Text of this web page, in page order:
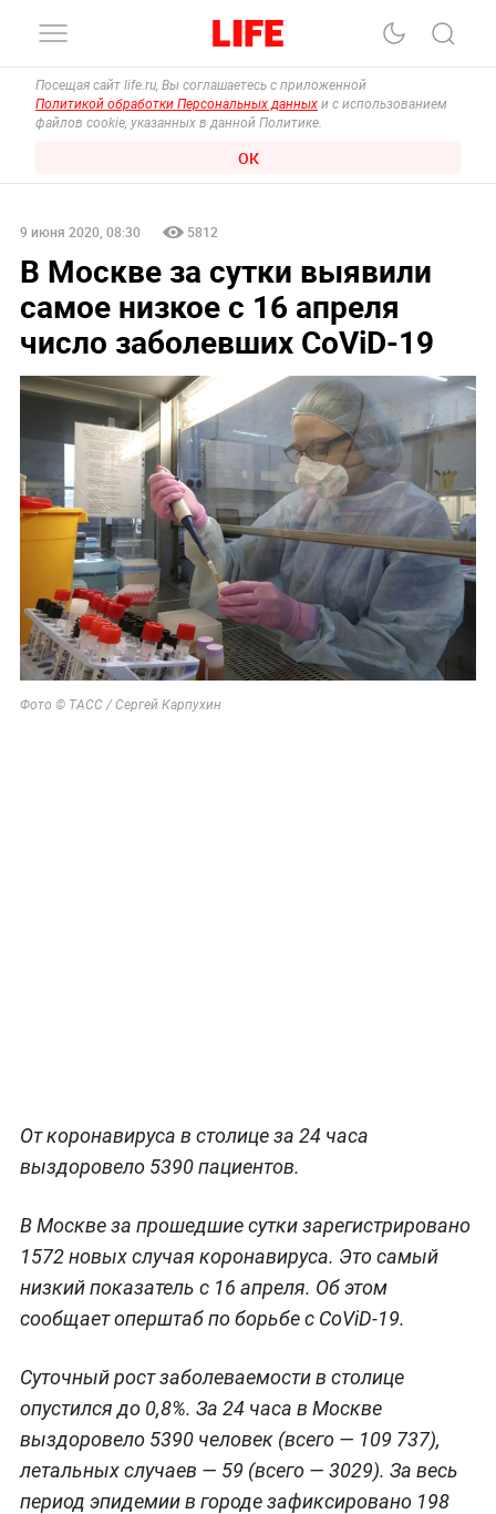
Посещая сайт life.ru, Вы соглашаетесь с приложенной
Политикой обработки Персональных данных и с использованием
файлов cookie, указанных в данной Политике.
ОК
9 июня 2020, 08:30 5812
В Москве за сутки выявили
самое низкое с 16 апреля
число заболевших CoViD-19
Фото © ТАСС / Сергей Карпухин
От коронавируса в столице за 24 часа
выздоровело 5390 пациентов.
В Москве за прошедшие сутки зарегистрировано
1572 новых случая коронавируса. Это самый
низкий показатель с 16 апреля. Об этом
сообщает оперштаб по борьбе с CoViD-19.
Суточный рост заболеваемости в столице
опустился до 0,8%. За 24 часа в Москве
выздоровело 5390 человек (всего — 109 737),
летальных случаев — 59 (всего — 3029). За весь
период эпидемии в городе зафиксировано 198